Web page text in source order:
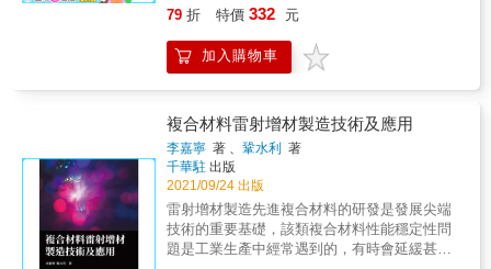
度、韌性、耐蝕性、耐熱性等）與強度（彈性
與塑性、應力、彈性模量、應變等）‧螺絲如何
製造而成的各種加工法：切削加工（會產生切
高其耐磨損性等）、3D列印 讀完本書你將學
會：第1章自造者必備知識‧自造者展覽‧螺絲歷
史第2～4章了解螺絲‧作用‧規格‧種類使用螺絲‧
材料‧強度‧力學‧鎖固‧工具製造螺絲‧切削加工‧塑
性加工‧3D列印第5章螺絲發展及未來‧業界作品‧
玩具及教材
曾經對於「飛行員到底在做什麼」產生莫大的
程都看不到，反而更加深了我們的疑惑與好
奇。透過這本書，從出發前的準備，到啟動、
起飛、巡航、下降高度、進場、降落、緊急事
彩色圖解方式實況報導。2、作者是著名航空解
說家，以實際參與過航線任務的角度，解說所
有關於飛行的疑問，淺談飛機操作及裝置構
造，希望能以容易理解的方式將關於飛機的一
切傳達給讀者。
｜臺北市立建國高中歷史科教師鄧建國｜國立
臺灣師範大學設計系所教授簡麗賢｜臺北市立
第一女子高級中學物理教師&mdash;&mdash;
史中，許多矚目的發明與創新相繼誕生，讓我
們今天得以過上舒適的生活，並能享受科技發
展帶來的便利。& 論及人類最偉大的工程奇
蹟，我們可能首先會想到許多恢弘的建築物或
精密的機器。這些成就固然令人讚嘆不已，但
其實一些微小而簡單的結構零件更值得我們關
注，因為改變世界的往往是這些小零件，它們
是文明與科技的基石，若沒有它們，現代世界
79 折 特價 332 元
加入購物車
複合材料雷射增材製造技術及應用
李嘉寧 著 、鞏水利
著
千華駐 出版
2021/09/24 出版
雷射增材製造先進複合材料的研發是發展尖端
技術的重要基礎，該類複合材料性能穩定性問
題是工業生產中經常遇到的，有時會延緩甚至